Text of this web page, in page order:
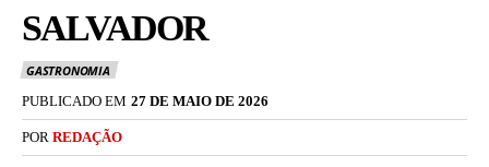
SALVADOR
GASTRONOMIA
PUBLICADO EM 27 DE MAIO DE 2026
POR REDAÇÃO